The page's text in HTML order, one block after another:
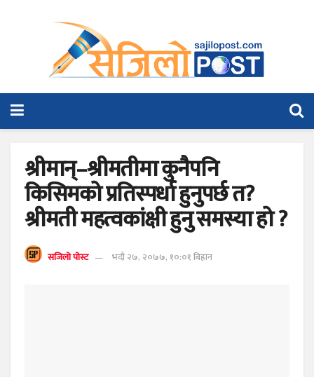
श्रीमान्–श्रीमतीमा कुनैपनि
किसिमको प्रतिस्पर्धा हुनुपर्छ त?
श्रीमती महत्वकांक्षी हुनु समस्या हो ?
सजिलो पोस्ट भदौ २७, २०७७, १०:०१ बिहान